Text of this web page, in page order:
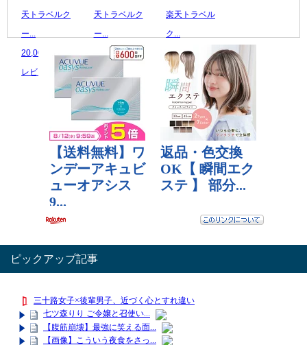
天トラベルク
ー...
20,000 円
レビュー数：0
天トラベルク
ー...
30,000 円
楽天トラベル
ク...
15,000 円
レビュー数：0
ピックアップ記事